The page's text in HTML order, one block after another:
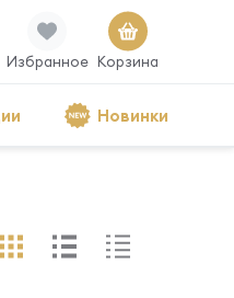
Избранное Корзина
Новинки